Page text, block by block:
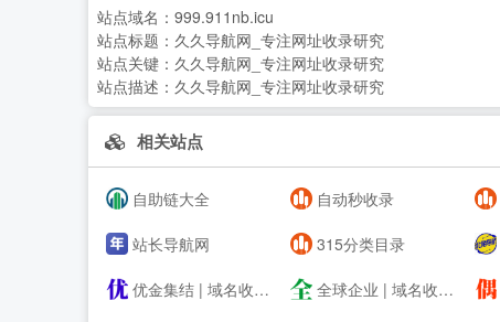
站点域名： 999.911nb.icu
站点标题： 久久导航网_专注网址收录研究
站点关键： 久久导航网_专注网址收录研究
站点描述： 久久导航网_专注网址收录研究
相关站点
自助链大全 自动秒收录
站长导航网 315分类目录
优金集结 | 域名收藏,域名海报,商标知识,商标注册,双拼域名,四声母域名,学习日记,商标制作,小黄经验分享,www.ujjj.cn 全球企业 | 域名收藏,域名海报,商标知识,商标注册,双拼域名,四声母域名,学习日记,商标制作,小黄经验分享,www.qqqy.cn